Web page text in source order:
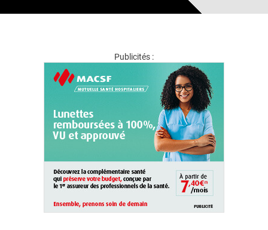
Publicités :